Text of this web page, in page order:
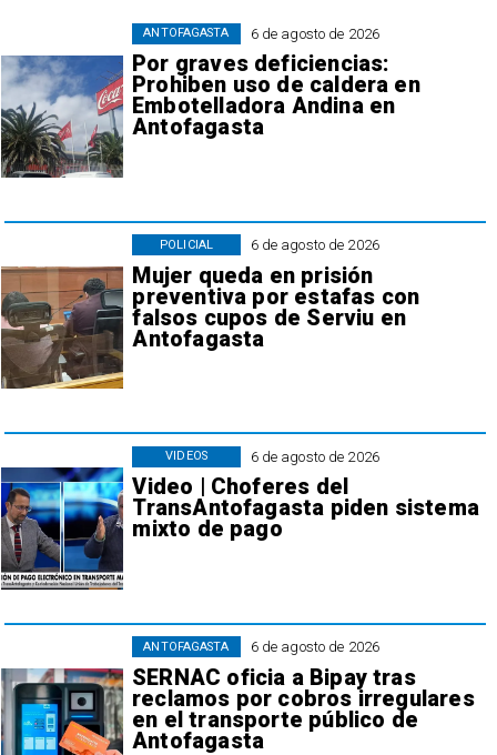
6 de agosto de 2026
Por graves deficiencias:
Prohiben uso de caldera en
Embotelladora Andina en
Antofagasta
ANTOFAGASTA
6 de agosto de 2026
Mujer queda en prisión
preventiva por estafas con
falsos cupos de Serviu en
Antofagasta
POLICIAL
6 de agosto de 2026
Video | Choferes del
TransAntofagasta piden sistema
mixto de pago
VIDEOS
6 de agosto de 2026
SERNAC oficia a Bipay tras
reclamos por cobros irregulares
en el transporte público de
Antofagasta
ANTOFAGASTA